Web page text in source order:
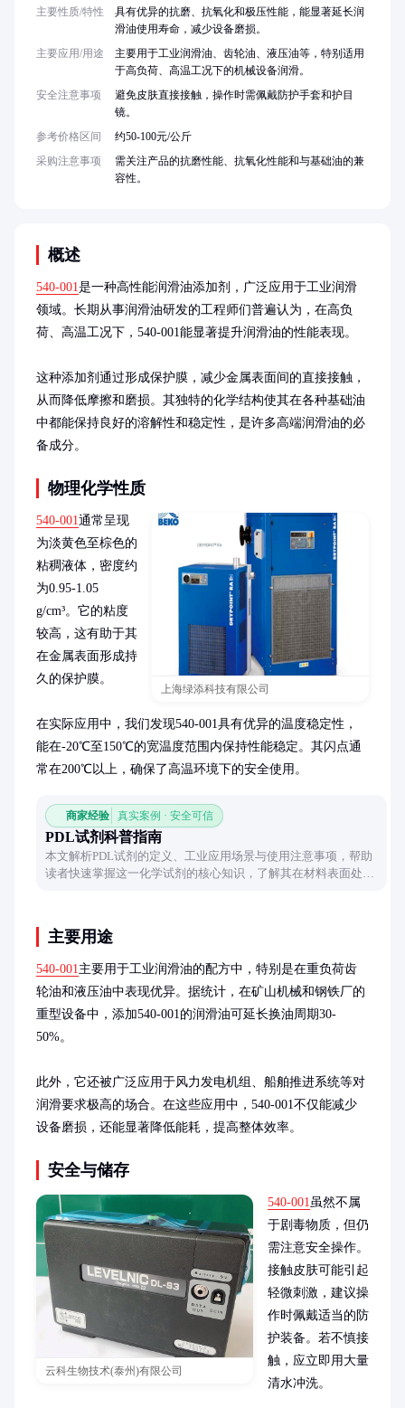
概述
540-001是一种高性能润滑油添加剂，广泛应用于工业润滑
领域。长期从事润滑油研发的工程师们普遍认为，在高负
荷、高温工况下，540-001能显著提升润滑油的性能表现。
这种添加剂通过形成保护膜，减少金属表面间的直接接触，
从而降低摩擦和磨损。其独特的化学结构使其在各种基础油
中都能保持良好的溶解性和稳定性，是许多高端润滑油的必
备成分。
物理化学性质
上海绿添科技有限公司
540-001通常呈现
为淡黄色至棕色的
粘稠液体，密度约
为0.95-1.05
g/cm³。它的粘度
较高，这有助于其
在金属表面形成持
久的保护膜。
在实际应用中，我们发现540-001具有优异的温度稳定性，
能在-20℃至150℃的宽温度范围内保持性能稳定。其闪点通
常在200℃以上，确保了高温环境下的安全使用。
商家经验 真实案例 · 安全可信
PDL试剂科普指南
本文解析PDL试剂的定义、工业应用场景与使用注意事项，帮助
读者快速掌握这一化学试剂的核心知识，了解其在材料表面处理
主要用途
540-001主要用于工业润滑油的配方中，特别是在重负荷齿
轮油和液压油中表现优异。据统计，在矿山机械和钢铁厂的
重型设备中，添加540-001的润滑油可延长换油周期30-
50%。
此外，它还被广泛应用于风力发电机组、船舶推进系统等对
润滑要求极高的场合。在这些应用中，540-001不仅能减少
设备磨损，还能显著降低能耗，提高整体效率。
安全与储存
云科生物技术(泰州)有限公司
540-001虽然不属
于剧毒物质，但仍
需注意安全操作。
接触皮肤可能引起
轻微刺激，建议操
作时佩戴适当的防
护装备。若不慎接
触，应立即用大量
清水冲洗。
主要性质/特性
具有优异的抗磨、抗氧化和极压性能，能显著延长润
滑油使用寿命，减少设备磨损。
主要应用/用途
主要用于工业润滑油、齿轮油、液压油等，特别适用
于高负荷、高温工况下的机械设备润滑。
安全注意事项
避免皮肤直接接触，操作时需佩戴防护手套和护目
镜。
参考价格区间
约50-100元/公斤
采购注意事项
需关注产品的抗磨性能、抗氧化性能和与基础油的兼
容性。